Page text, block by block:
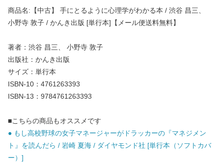
商品名:【中古】 手にとるように心理学がわかる本 / 渋谷 昌三、
小野寺 敦子 / かんき出版 [単行本]【メール便送料無料】
著者：渋谷 昌三、 小野寺 敦子
出版社：かんき出版
サイズ：単行本
ISBN-10：4761263393
ISBN-13：9784761263393
■こちらの商品もオススメです
● もし高校野球の女子マネージャーがドラッカーの『マネジメン
ト』を読んだら / 岩崎 夏海 / ダイヤモンド社 [単行本（ソフトカバ
ー）]